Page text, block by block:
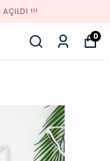
AÇILDI !!!
0